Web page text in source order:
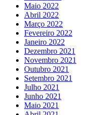
Maio 2022
Abril 2022
Março 2022
Fevereiro 2022
Janeiro 2022
Dezembro 2021
Novembro 2021
Outubro 2021
Setembro 2021
Julho 2021
Junho 2021
Maio 2021